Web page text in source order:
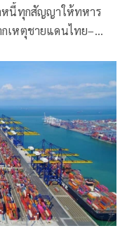
หนี้ทุกสัญญาให้ทหาร
เหตุชายแดนไทย–
ร่วมยืนเคียงข้างผู้เสีย
พ